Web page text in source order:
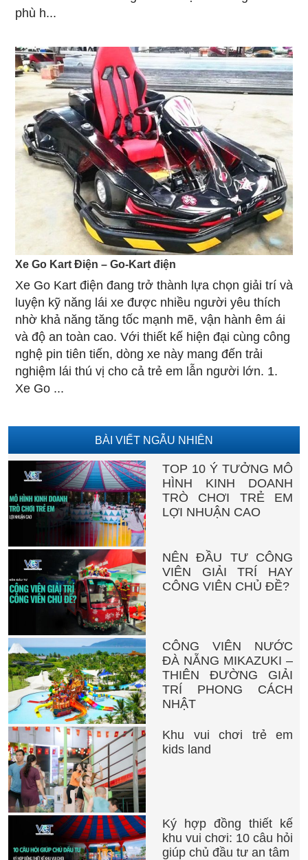
phù h...
Xe Go Kart Điện – Go-Kart điện
Xe Go Kart điện đang trở thành lựa chọn giải trí và
luyện kỹ năng lái xe được nhiều người yêu thích
nhờ khả năng tăng tốc mạnh mẽ, vận hành êm ái
và độ an toàn cao. Với thiết kế hiện đại cùng công
nghệ pin tiên tiến, dòng xe này mang đến trải
nghiệm lái thú vị cho cả trẻ em lẫn người lớn. 1.
Xe Go ...
BÀI VIẾT NGẪU NHIÊN
TOP 10 Ý TƯỞNG MÔ
HÌNH KINH DOANH
TRÒ CHƠI TRẺ EM
LỢI NHUẬN CAO
NÊN ĐẦU TƯ CÔNG
VIÊN GIẢI TRÍ HAY
CÔNG VIÊN CHỦ ĐỀ?
CÔNG VIÊN NƯỚC
ĐÀ NẴNG MIKAZUKI –
THIÊN ĐƯỜNG GIẢI
TRÍ PHONG CÁCH
NHẬT
Khu vui chơi trẻ em
kids land
Ký hợp đồng thiết kế
khu vui chơi: 10 câu hỏi
giúp chủ đầu tư an tâm